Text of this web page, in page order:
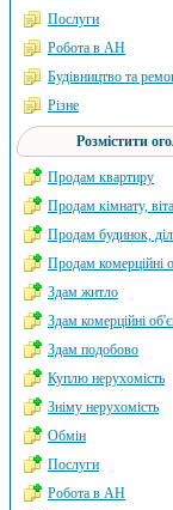
Послуги
Робота в АН
Будівництво та
Різне
Розмістити
Продам квартиру
Продам кімнату,
Продам будинок,
Продам комерційні
Здам житло
Здам комерційні
Здам подобово
Куплю нерухомість
Зніму нерухомість
Обмін
Послуги
Робота в АН